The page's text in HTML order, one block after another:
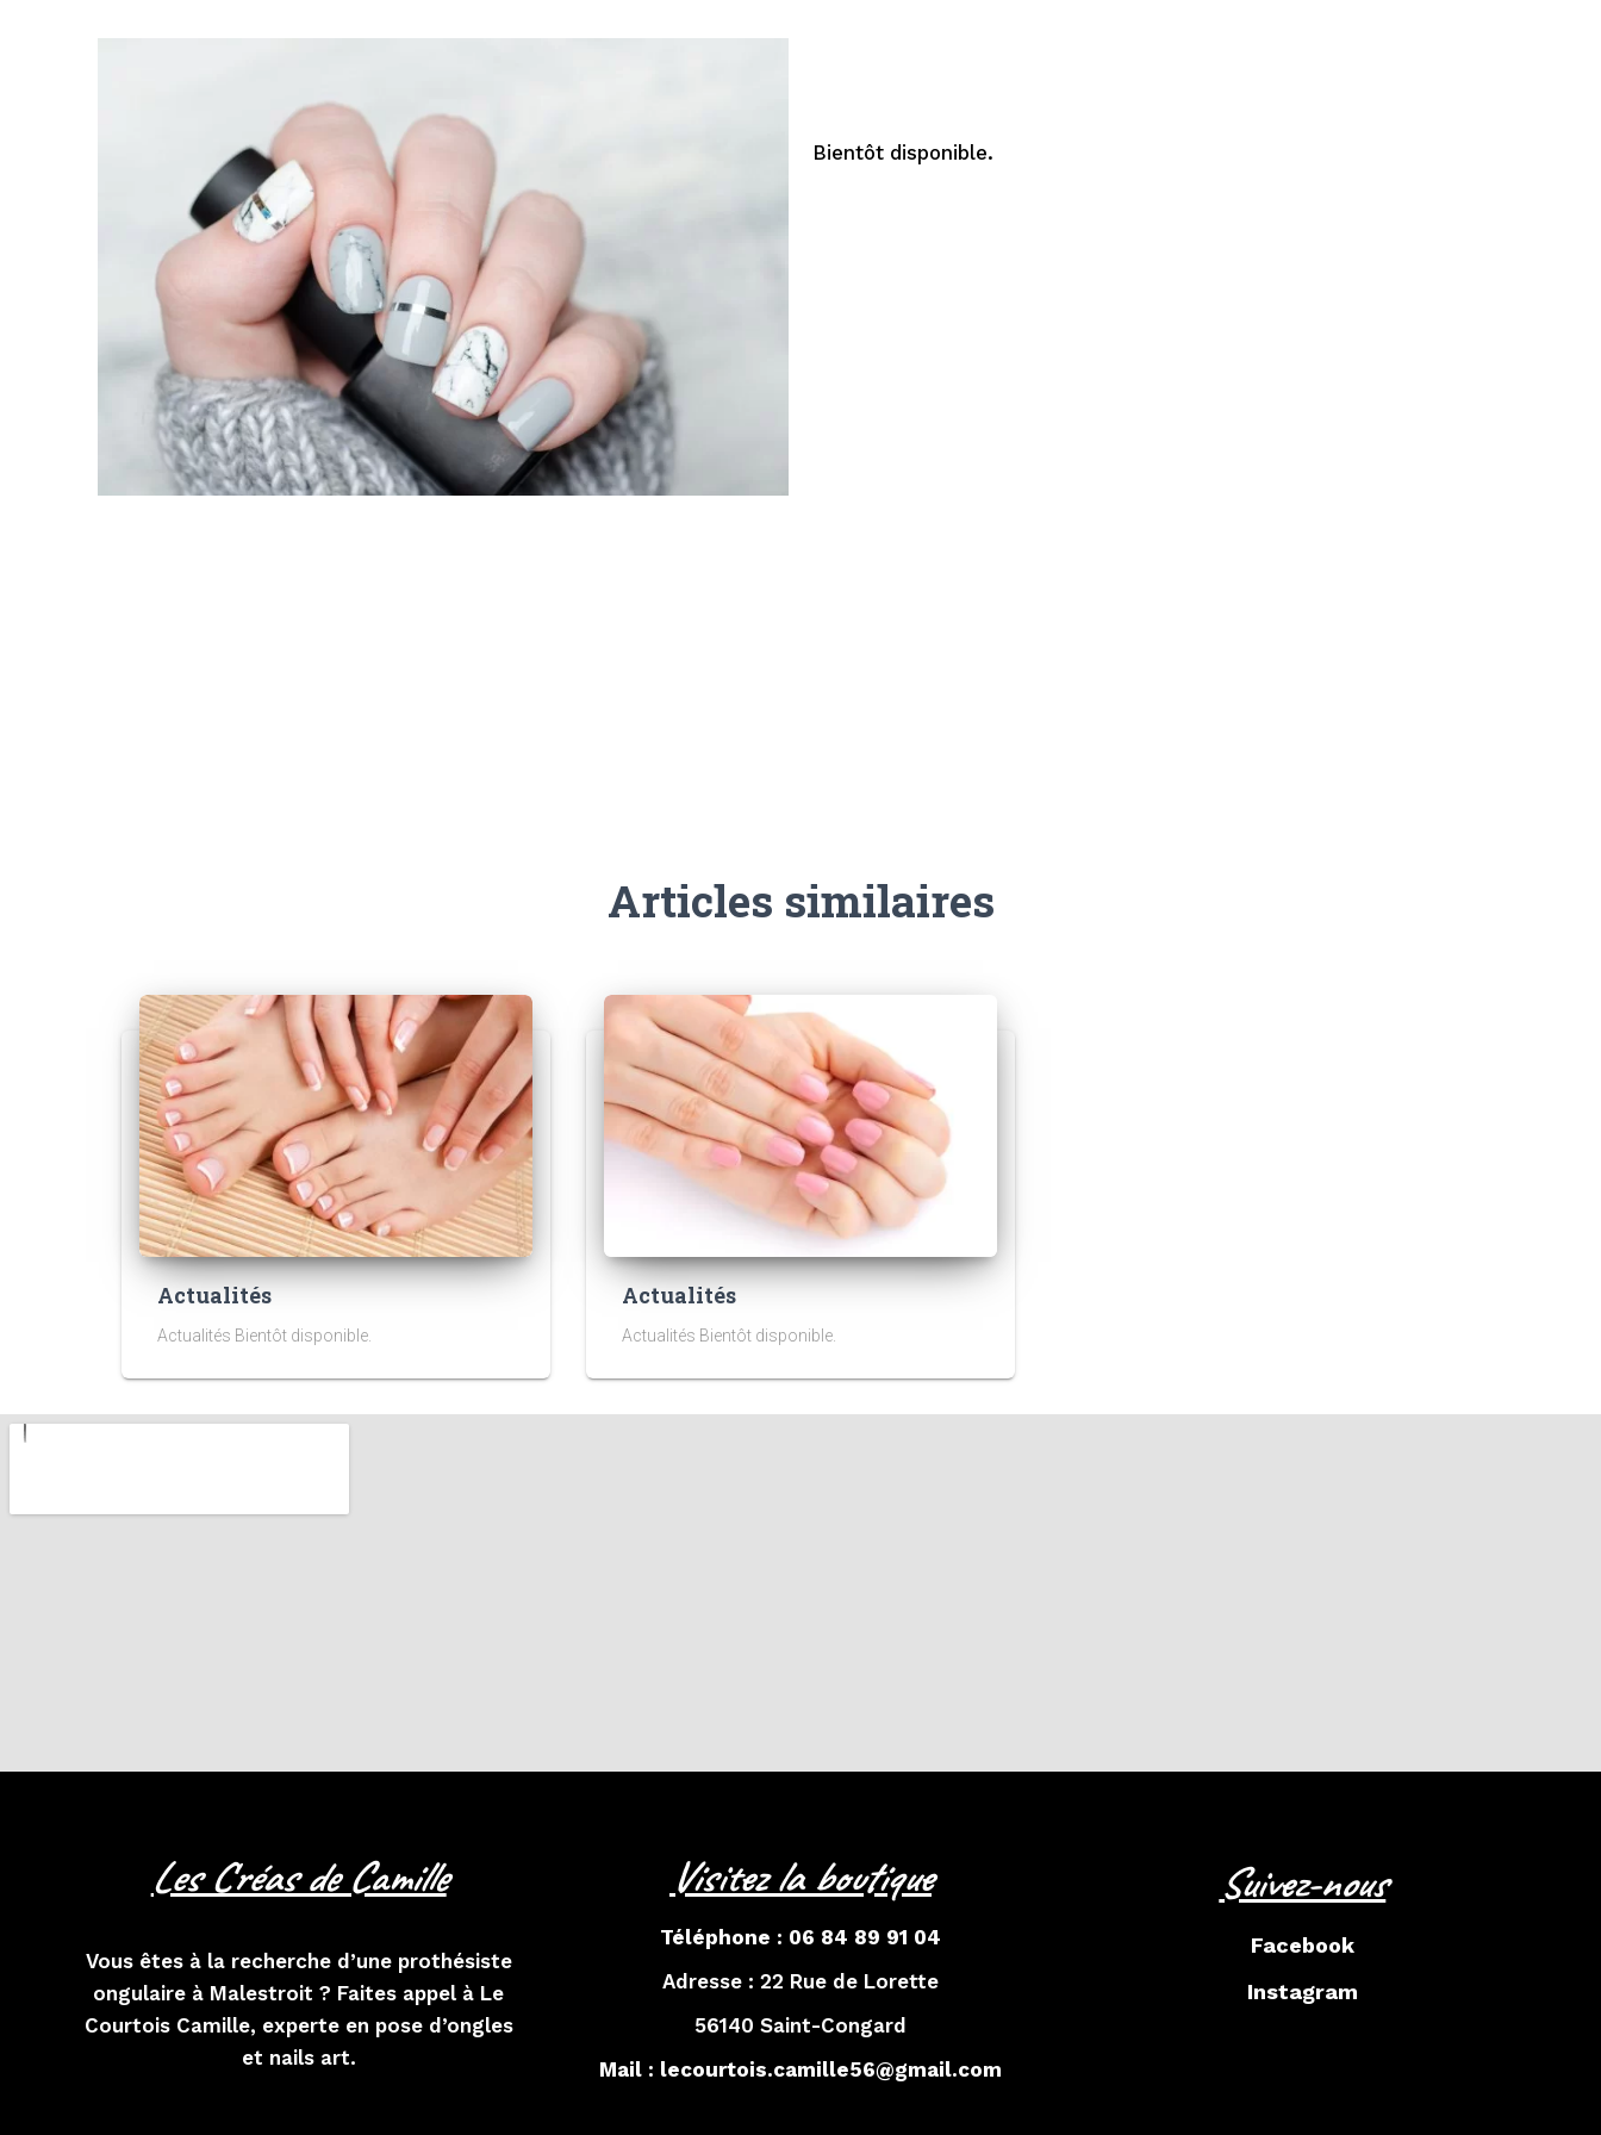
Bientôt disponible.
Articles similaires
Actualités
Actualités Bientôt disponible.
Actualités
Actualités Bientôt disponible.
Les Créas de Camille
Vous êtes à la recherche d’une prothésiste
ongulaire à Malestroit ? Faites appel à Le
Courtois Camille, experte en pose d’ongles
et nails art.
Visitez la boutique
Téléphone : 06 84 89 91 04
Adresse : 22 Rue de Lorette
56140 Saint-Congard
Mail : lecourtois.camille56@gmail.com
Suivez-nous
Facebook
Instagram